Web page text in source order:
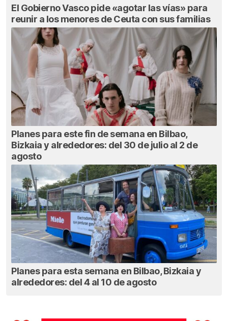
El Gobierno Vasco pide «agotar las vías» para
reunir a los menores de Ceuta con sus familias
Planes para este fin de semana en Bilbao,
Bizkaia y alrededores: del 30 de julio al 2 de
agosto
Planes para esta semana en Bilbao, Bizkaia y
alrededores: del 4 al 10 de agosto